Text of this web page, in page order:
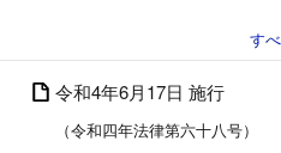
令和4年6月17日 施行
（令和四年法律第六十八号）